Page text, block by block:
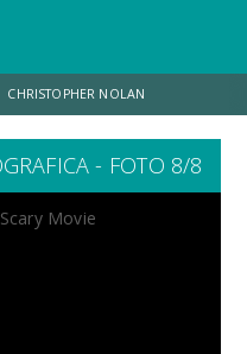
CHRISTOPHER NOLAN
ODISSEA JACOB BATALON
- FOTO 8/8